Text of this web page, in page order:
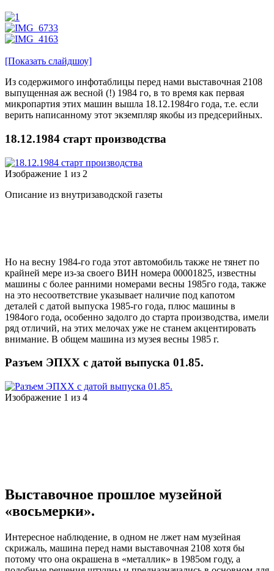
[Показать слайдшоу]
Из содержимого инфотаблицы перед нами выставочная 2108
выпущенная аж весной (!) 1984 го, в то время как первая
микропартия этих машин вышла 18.12.1984го года, т.е. если
верить написанному этот экземпляр якобы из предсерийных.
18.12.1984 старт производства
Изображение 1 из 2
Описание из внутризаводской газеты
Но на весну 1984-го года этот автомобиль также не тянет по
крайней мере из-за своего ВИН номера 00001825, известны
машины с более ранними номерами весны 1985го года, также
на это несоответствие указывает наличие под капотом
деталей с датой выпуска 1985-го года, плюс машины в
1984ого года, особенно задолго до старта производства, имели
ряд отличий, на этих мелочах уже не станем акцентировать
внимание. В общем машина из музея весны 1985 г.
Разъем ЭПХХ с датой выпуска 01.85.
Изображение 1 из 4
Выставочное прошлое музейной
«восьмерки».
Интересное наблюдение, в одном не лжет нам музейная
скрижаль, машина перед нами выставочная 2108 хотя бы
потому что она окрашена в «металлик» в 1985ом году, а